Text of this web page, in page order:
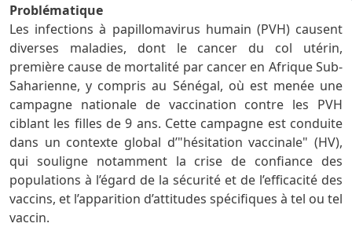
Problématique
Les infections à papillomavirus humain (PVH) causent
diverses maladies, dont le cancer du col utérin,
première cause de mortalité par cancer en Afrique Sub-
Saharienne, y compris au Sénégal, où est menée une
campagne nationale de vaccination contre les PVH
ciblant les filles de 9 ans. Cette campagne est conduite
dans un contexte global d’"hésitation vaccinale" (HV),
qui souligne notamment la crise de confiance des
populations à l’égard de la sécurité et de l’efficacité des
vaccins, et l’apparition d’attitudes spécifiques à tel ou tel
vaccin.